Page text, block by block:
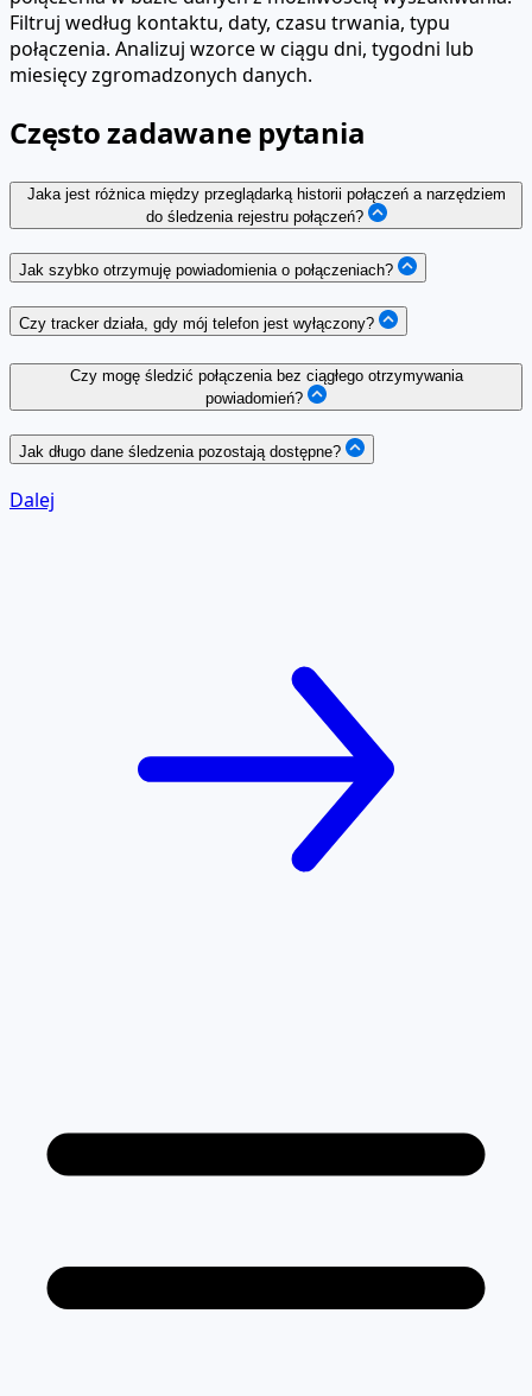
Filtruj według kontaktu, daty, czasu trwania, typu
połączenia. Analizuj wzorce w ciągu dni, tygodni lub
miesięcy zgromadzonych danych.
Często zadawane pytania
Jaka jest różnica między przeglądarką historii połączeń a narzędziem
do śledzenia rejestru połączeń?
Jak szybko otrzymuję powiadomienia o połączeniach?
Czy tracker działa, gdy mój telefon jest wyłączony?
Czy mogę śledzić połączenia bez ciągłego otrzymywania
powiadomień?
Jak długo dane śledzenia pozostają dostępne?
Dalej